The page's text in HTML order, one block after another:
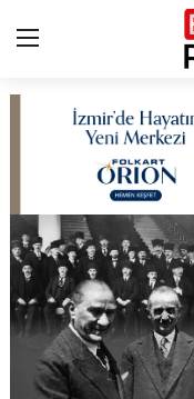
Çerez Politikası
Künye
Ankara
TBMM